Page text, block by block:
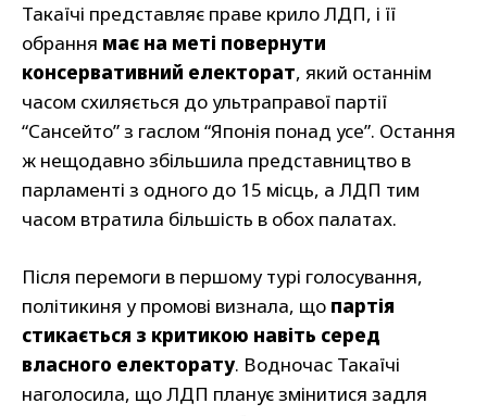
Такаїчі представляє праве крило ЛДП, і її
обрання має на меті повернути
консервативний електорат, який останнім
часом схиляється до ультраправої партії
“Сансейто” з гаслом “Японія понад усе”. Остання
ж нещодавно збільшила представництво в
парламенті з одного до 15 місць, а ЛДП тим
часом втратила більшість в обох палатах.
Після перемоги в першому турі голосування,
політикиня у промові визнала, що партія
стикається з критикою навіть серед
власного електорату. Водночас Такаїчі
наголосила, що ЛДП планує змінитися задля